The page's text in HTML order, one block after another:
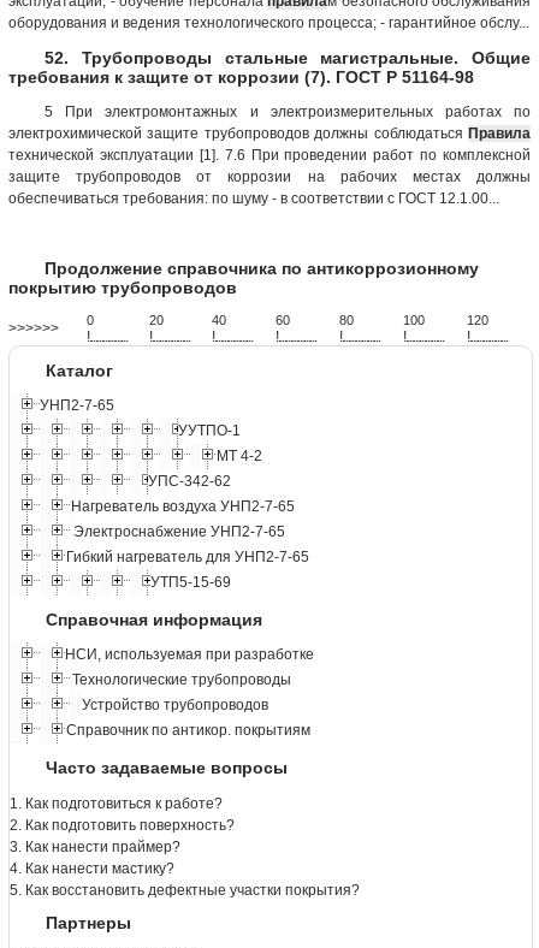
оборудования и ведения технологического процесса; - гарантийное обслу...
52. Трубопроводы стальные магистральные. Общие
требования к защите от коррозии (7). ГОСТ Р 51164-98
5 При электромонтажных и электроизмерительных работах по
электрохимической защите трубопроводов должны соблюдаться Правила
технической эксплуатации [1]. 7.6 При проведении работ по комплексной
защите трубопроводов от коррозии на рабочих местах должны
обеспечиваться требования: по шуму - в соответствии с ГОСТ 12.1.00...
Продолжение справочника по антикоррозионному
покрытию трубопроводов
>>>>>> 0
!...................
20
!...................
40
!...................
60
!...................
80
!...................
100
!...................
120
!...................
Каталог
УНП2-7-65
УУТПО-1
МТ 4-2
УПС-342-62
Нагреватель воздуха УНП2-7-65
Электроснабжение УНП2-7-65
Гибкий нагреватель для УНП2-7-65
УТП5-15-69
Справочная информация
НСИ, используемая при разработке
Технологические трубопроводы
Устройство трубопроводов
Справочник по антикор. покрытиям
Часто задаваемые вопросы
1. Как подготовиться к работе?
2. Как подготовить поверхность?
3. Как нанести праймер?
4. Как нанести мастику?
5. Как восстановить дефектные участки покрытия?
Партнеры